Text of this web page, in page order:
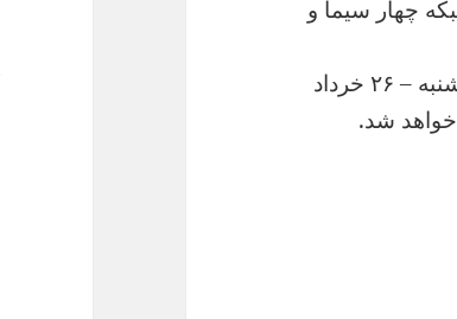
چهار سیما و
بر اساس این گزارش، مراسم یادبود این گوینده فقید رادیو چهارشنبه – ۲۶ خرداد